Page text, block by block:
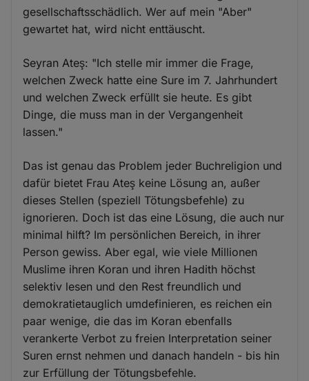
gesellschaftsschädlich. Wer auf mein "Aber"
gewartet hat, wird nicht enttäuscht.
Seyran Ateş: "Ich stelle mir immer die Frage,
welchen Zweck hatte eine Sure im 7. Jahrhundert
und welchen Zweck erfüllt sie heute. Es gibt
Dinge, die muss man in der Vergangenheit
lassen."
Das ist genau das Problem jeder Buchreligion und
dafür bietet Frau Ateş keine Lösung an, außer
dieses Stellen (speziell Tötungsbefehle) zu
ignorieren. Doch ist das eine Lösung, die auch nur
minimal hilft? Im persönlichen Bereich, in ihrer
Person gewiss. Aber egal, wie viele Millionen
Muslime ihren Koran und ihren Hadith höchst
selektiv lesen und den Rest freundlich und
demokratietauglich umdefinieren, es reichen ein
paar wenige, die das im Koran ebenfalls
verankerte Verbot zu freien Interpretation seiner
Suren ernst nehmen und danach handeln - bis hin
zur Erfüllung der Tötungsbefehle.